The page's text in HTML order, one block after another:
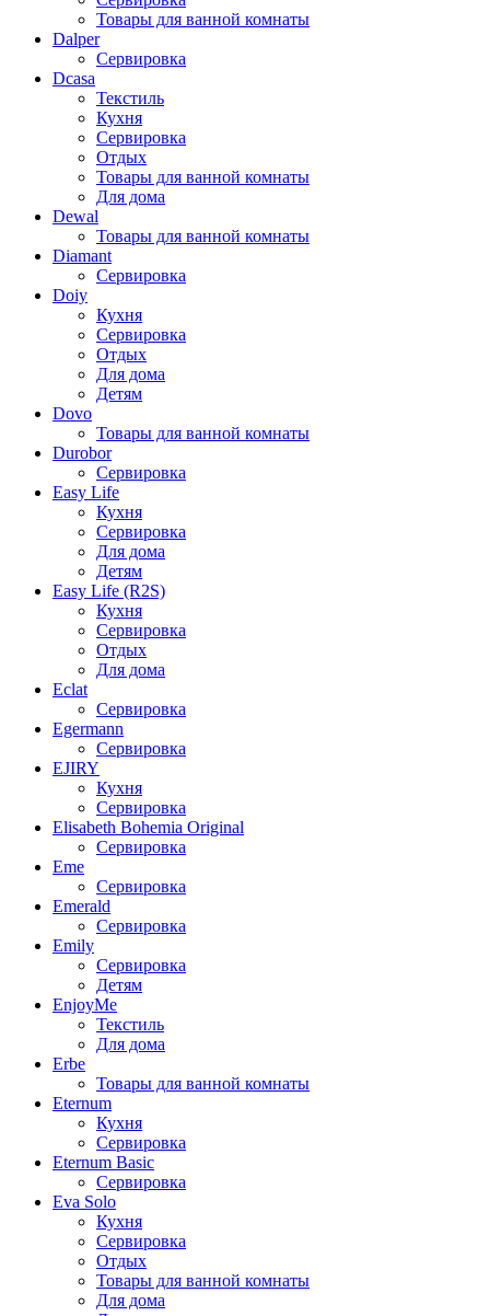
Товары для ванной комнаты
Dalper
Сервировка
Dcasa
Текстиль
Кухня
Сервировка
Отдых
Товары для ванной комнаты
Для дома
Dewal
Товары для ванной комнаты
Diamant
Сервировка
Doiy
Кухня
Сервировка
Отдых
Для дома
Детям
Dovo
Товары для ванной комнаты
Durobor
Сервировка
Easy Life
Кухня
Сервировка
Для дома
Детям
Easy Life (R2S)
Кухня
Сервировка
Отдых
Для дома
Eclat
Сервировка
Egermann
Сервировка
EJIRY
Кухня
Сервировка
Elisabeth Bohemia Original
Сервировка
Eme
Сервировка
Emerald
Сервировка
Emily
Сервировка
Детям
EnjoyMe
Текстиль
Для дома
Erbe
Товары для ванной комнаты
Eternum
Кухня
Сервировка
Eternum Basic
Сервировка
Eva Solo
Кухня
Сервировка
Отдых
Товары для ванной комнаты
Для дома